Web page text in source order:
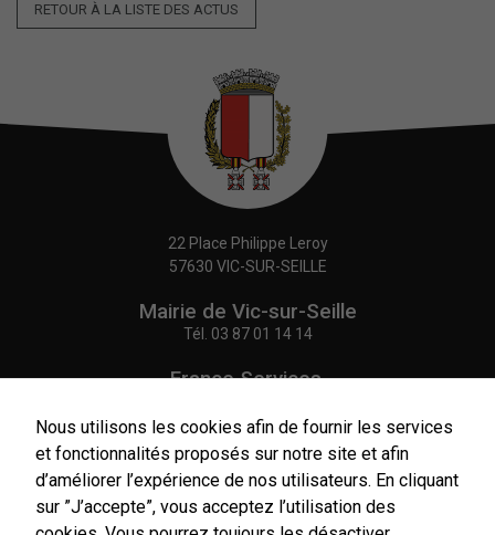
RETOUR À LA LISTE DES ACTUS
22 Place Philippe Leroy
57630 VIC-SUR-SEILLE
Mairie de Vic-sur-Seille
Tél. 03 87 01 14 14
France Services,
Tél.03 87 86 41 48
NOUS CONTACTER
Nous utilisons les cookies afin de fournir les services
et fonctionnalités proposés sur notre site et afin
d’améliorer l’expérience de nos utilisateurs. En cliquant
sur ”J’accepte”, vous acceptez l’utilisation des